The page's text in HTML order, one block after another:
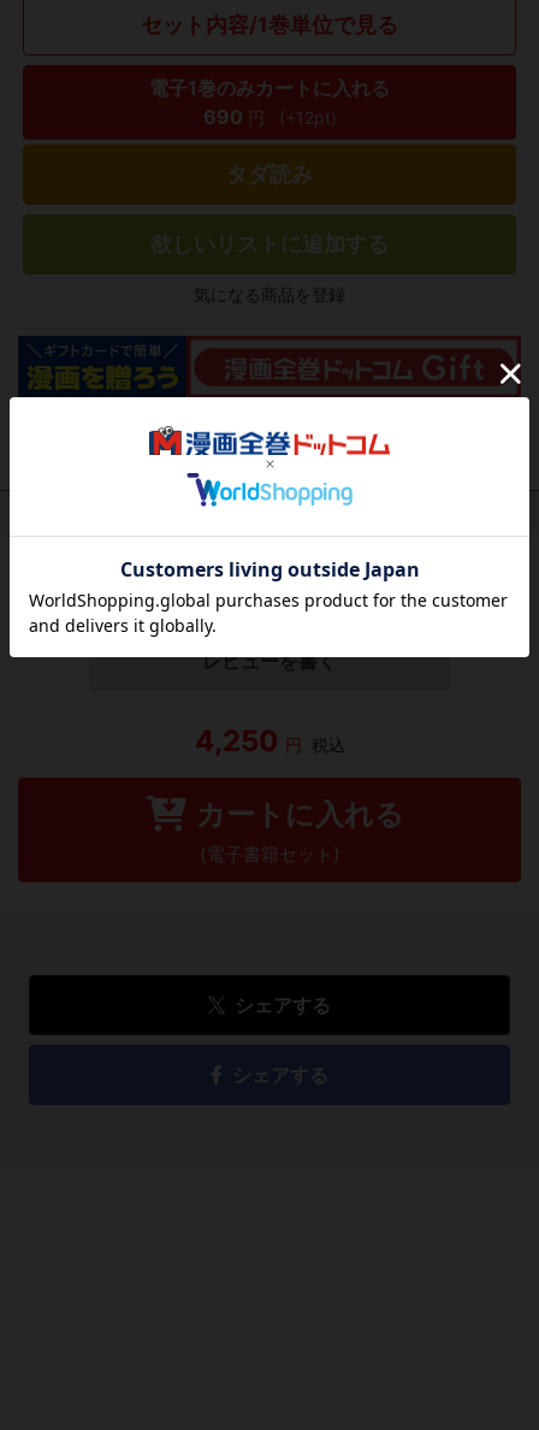
セット内容/1巻単位で見る
電子1巻のみカートに入れる
690 円 (+12pt)
タダ読み
欲しいリストに追加する
気になる商品を登録
この作品にはまだレビューがありません。 今後読まれる
方のために感想を共有してもらえませんか？
レビューを書く
4,250 円 税込
カートに入れる
(電子書籍セット)
シェアする
シェアする